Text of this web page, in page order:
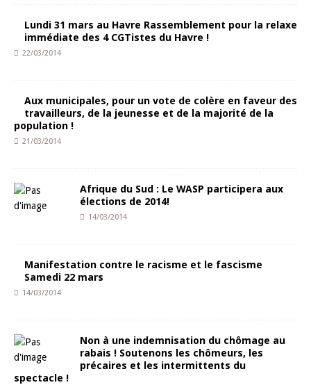
Lundi 31 mars au Havre Rassemblement pour la relaxe
immédiate des 4 CGTistes du Havre !
22/03/2014
Aux municipales, pour un vote de colère en faveur des
travailleurs, de la jeunesse et de la majorité de la
population !
21/03/2014
Afrique du Sud : Le WASP participera aux
élections de 2014!
14/03/2014
Manifestation contre le racisme et le fascisme
Samedi 22 mars
14/03/2014
Non à une indemnisation du chômage au
rabais ! Soutenons les chômeurs, les
précaires et les intermittents du
spectacle !